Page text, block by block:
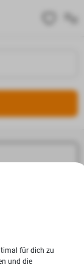
für dich zu
und die